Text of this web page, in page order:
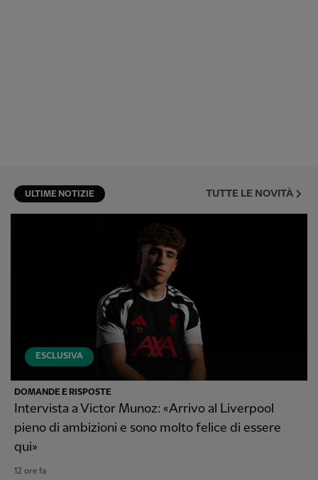
ULTIME NOTIZIE TUTTE LE NOVITÀ
ESCLUSIVA
DOMANDE E RISPOSTE
Intervista a Victor Munoz: «Arrivo al Liverpool
pieno di ambizioni e sono molto felice di essere
qui»
12 ore fa